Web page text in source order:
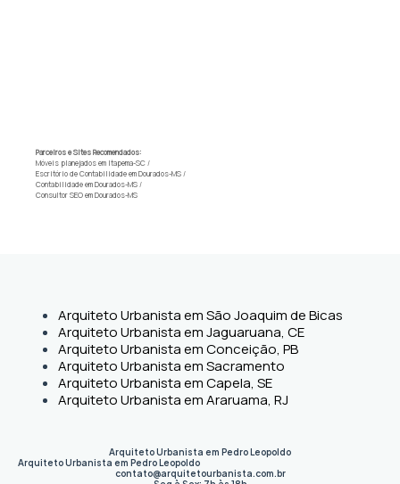
Parceiros e Sites Recomendados:
Móveis planejados em Itapema-SC /
Escritório de Contabilidade em Dourados-MS /
Contabilidade em Dourados-MS /
Consultor SEO em Dourados-MS
Arquiteto Urbanista em São Joaquim de Bicas
Arquiteto Urbanista em Jaguaruana, CE
Arquiteto Urbanista em Conceição, PB
Arquiteto Urbanista em Sacramento
Arquiteto Urbanista em Capela, SE
Arquiteto Urbanista em Araruama, RJ
Arquiteto Urbanista em Pedro Leopoldo
Arquiteto Urbanista em Pedro Leopoldo
contato@arquitetourbanista.com.br